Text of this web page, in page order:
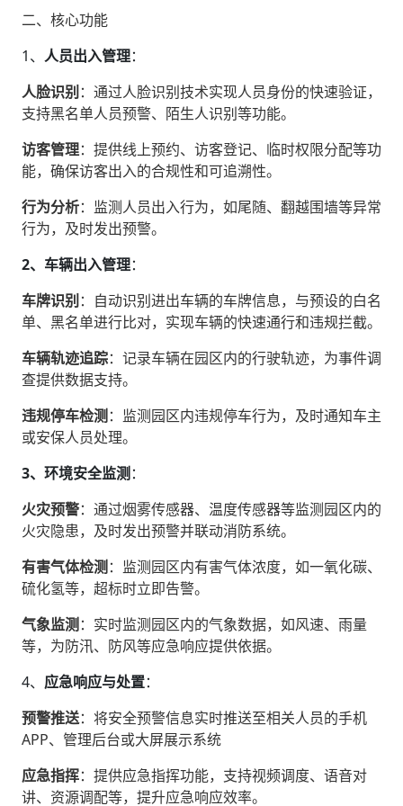
二、核心功能
1、‌ 人员出入管理‌：
人脸识别‌：通过人脸识别技术实现人员身份的快速验证，
支持黑名单人员预警、陌生人识别等功能。
访客管理‌：提供线上预约、访客登记、临时权限分配等功
能，确保访客出入的合规性和可追溯性。
行为分析‌：监测人员出入行为，如尾随、翻越围墙等异常
行为，及时发出预警。
2、车辆出入管理‌：
车牌识别‌：自动识别进出车辆的车牌信息，与预设的白名
单、黑名单进行比对，实现车辆的快速通行和违规拦截。
车辆轨迹追踪‌：记录车辆在园区内的行驶轨迹，为事件调
查提供数据支持。
违规停车检测‌：监测园区内违规停车行为，及时通知车主
或安保人员处理。
3、环境安全监测‌：
火灾预警‌：通过烟雾传感器、温度传感器等监测园区内的
火灾隐患，及时发出预警并联动消防系统。
有害气体检测‌：监测园区内有害气体浓度，如一氧化碳、
硫化氢等，超标时立即告警。
气象监测‌：实时监测园区内的气象数据，如风速、雨量
等，为防汛、防风等应急响应提供依据。
4、‌ 应急响应与处置‌：
预警推送‌：将安全预警信息实时推送至相关人员的手机
APP、管理后台或大屏展示系统
应急指挥‌：提供应急指挥功能，支持视频调度、语音对
讲、资源调配等，提升应急响应效率。